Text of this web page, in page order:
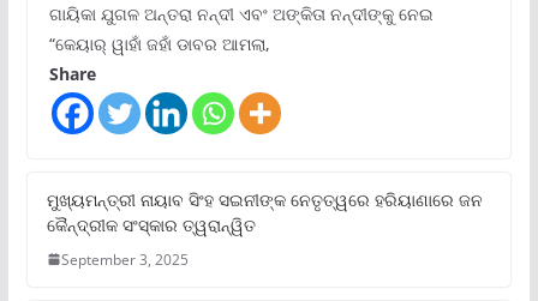
ଗାୟିକା ଯୁଗଳ ଅନ୍ତରା ନନ୍ଦୀ ଏବଂ ଅଙ୍କିତା ନନ୍ଦୀଙ୍କୁ ନେଇ
“କେୟାର୍ ୱାହାଁ ଜହାଁ ଡାବର ଆମଲା,
Share
ମୁଖ୍ୟମନ୍ତ୍ରୀ ନାୟାବ ସିଂହ ସଇନୀଙ୍କ ନେତୃତ୍ୱରେ ହରିୟାଣାରେ ଜନ
କୈନ୍ଦ୍ରୀକ ସଂସ୍କାର ତ୍ୱରାନ୍ୱିତ
September 3, 2025